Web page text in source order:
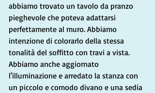
abbiamo trovato un tavolo da pranzo
pieghevole che poteva adattarsi
perfettamente al muro. Abbiamo
intenzione di colorarlo della stessa
tonalità del soffitto con travi a vista.
Abbiamo anche aggiornato
l'illuminazione e arredato la stanza con
un piccolo e comodo divano e una sedia